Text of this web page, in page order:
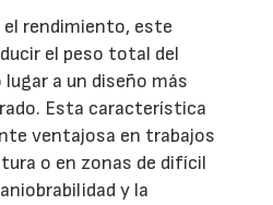
el rendimiento, este
el peso total del
a un diseño más
Esta característica
ventajosa en trabajos
o en zonas de difícil
y la